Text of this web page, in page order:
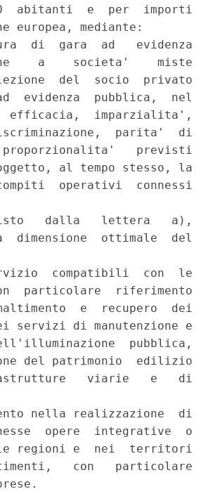
abitanti  e  per  importi
mediante:
di  gara  ad   evidenza
a    societa'    miste
del  socio  privato
evidenza  pubblica,  nel
efficacia,  imparzialita',
parita'  di
proporzionalita'   previsti
al tempo stesso, la
operativi  connessi
dalla   lettera   a),
ottimale  del
compatibili  con  le
particolare  riferimento
e  recupero  dei
di manutenzione e
pubblica,
del patrimonio  edilizio
viarie   e   di
nella realizzazione  di
opere  integrative  o
regioni e  nei  territori
con   particolare